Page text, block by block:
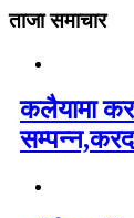
ताजा समाचार
कलैयामा